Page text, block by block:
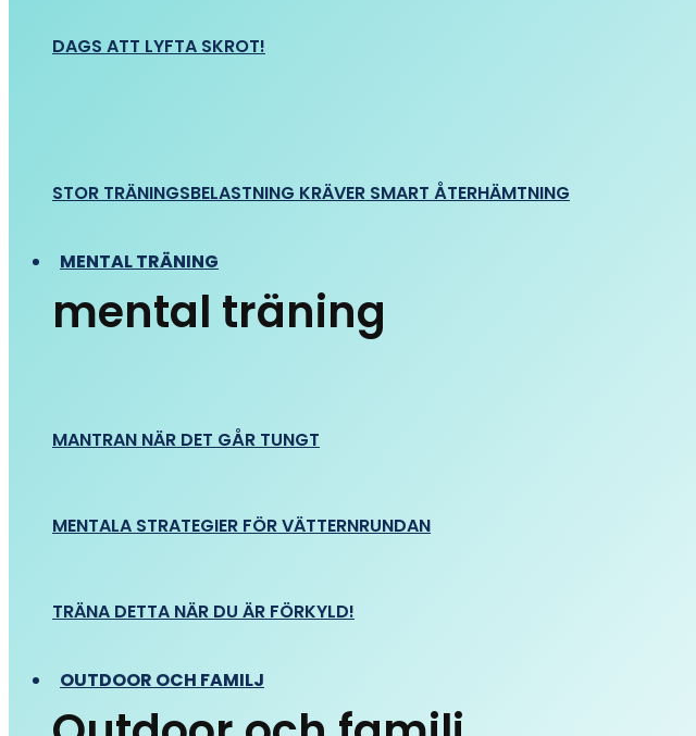
DAGS ATT LYFTA SKROT!
STOR TRÄNINGSBELASTNING KRÄVER SMART ÅTERHÄMTNING
MENTAL TRÄNING
mental träning
MANTRAN NÄR DET GÅR TUNGT
MENTALA STRATEGIER FÖR VÄTTERNRUNDAN
TRÄNA DETTA NÄR DU ÄR FÖRKYLD!
OUTDOOR OCH FAMILJ